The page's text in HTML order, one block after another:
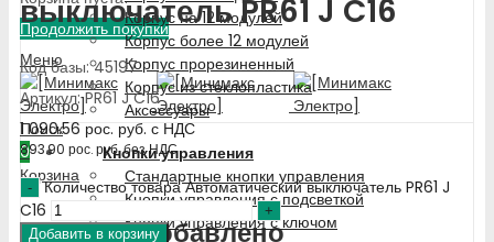
Продолжить покупки
Меню
Поиск
0
Корзина
Недавно добавлено
Корпус на 12 модулей
Корпус более 12 модулей
Корпус прорезиненный
Корпус из стеклопластика
Аксессуары
Кнопки управления
Стандартные кнопки управления
Кнопки управления с подсветкой
Кнопки управления с ключом
выключатель PR61 J C16
Код базы: 45197
Артикул: PR61 J C16
1 090.56 рос. руб. с НДС
893.90 рос. руб.без НДС
Количество товара Автоматический выключатель PR61 J
C16
Добавить в корзину